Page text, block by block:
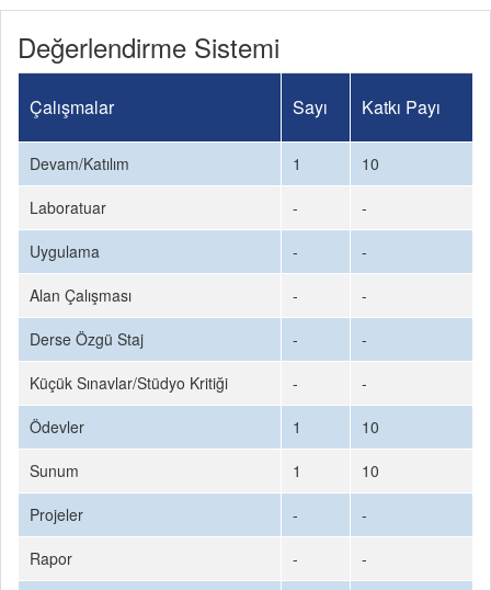
Değerlendirme Sistemi
Çalışmalar Sayı Katkı Payı
Devam/Katılım 1
10
Laboratuar
-
-
Uygulama
-
-
Alan Çalışması
-
-
Derse Özgü Staj
-
-
Küçük Sınavlar/Stüdyo Kritiği
-
-
Ödevler
1
10
Sunum
1
10
Projeler
-
-
Rapor
-
-